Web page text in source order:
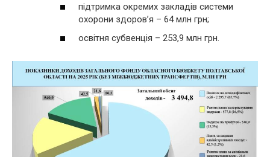
підтримка окремих закладів системи
охорони здоров’я – 64 млн грн;
освітня субвенція – 253,9 млн грн.